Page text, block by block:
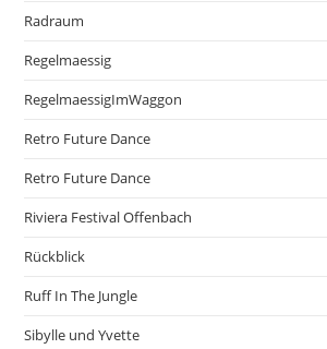
Radraum
Regelmaessig
RegelmaessigImWaggon
Retro Future Dance
Retro Future Dance
Riviera Festival Offenbach
Rückblick
Ruff In The Jungle
Sibylle und Yvette